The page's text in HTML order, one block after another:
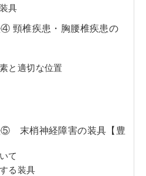
具
頸椎疾患・胸腰椎疾患の
と適切な位置
末梢神経障害の装具【豊
て
る装具